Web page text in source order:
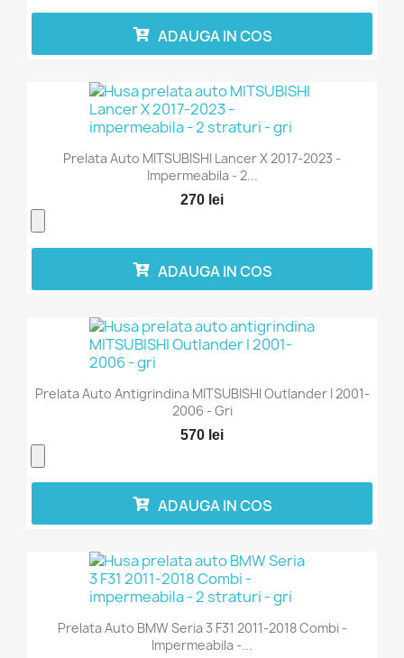
ADAUGA IN COS
Prelata Auto MITSUBISHI Lancer X 2017-2023 -
Impermeabila - 2...
270 lei
ADAUGA IN COS
Prelata Auto Antigrindina MITSUBISHI Outlander I 2001-
2006 - Gri
570 lei
ADAUGA IN COS
Prelata Auto BMW Seria 3 F31 2011-2018 Combi -
Impermeabila -...